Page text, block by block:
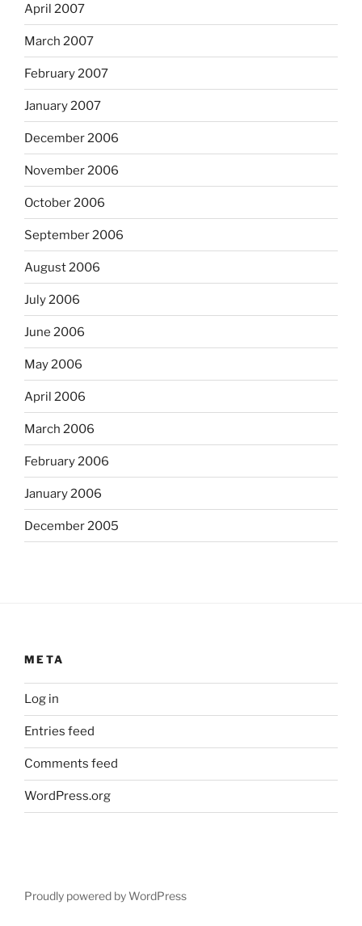
April 2007
March 2007
February 2007
January 2007
December 2006
November 2006
October 2006
September 2006
August 2006
July 2006
June 2006
May 2006
April 2006
March 2006
February 2006
January 2006
December 2005
META
Log in
Entries feed
Comments feed
WordPress.org
Proudly powered by WordPress